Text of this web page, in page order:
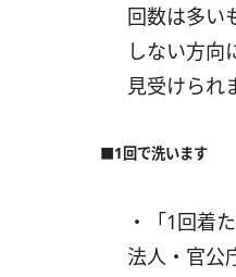
回数は多い
しない方向
見受けられ
■1回で洗います
・「1回着
法人・官公